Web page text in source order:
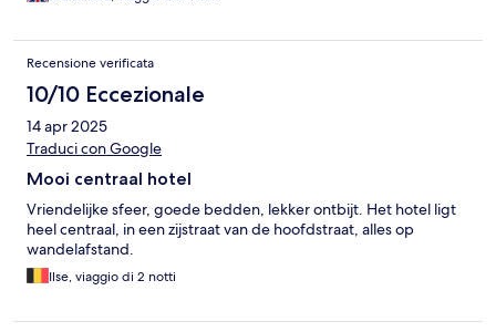
Recensione verificata
10/10 Eccezionale
14 apr 2025
Traduci con Google
Mooi centraal hotel
Vriendelijke sfeer, goede bedden, lekker ontbijt. Het hotel ligt
heel centraal, in een zijstraat van de hoofdstraat, alles op
wandelafstand.
Ilse, viaggio di 2 notti